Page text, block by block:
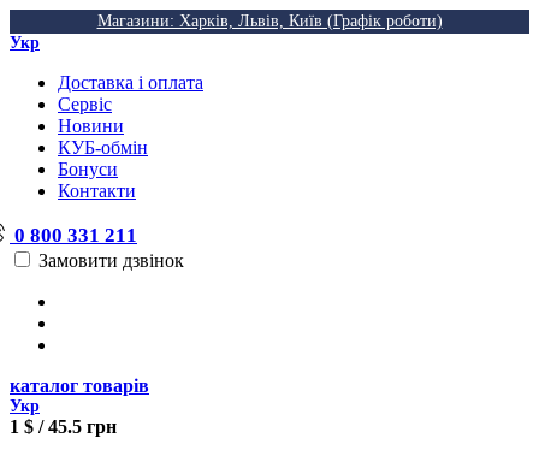
Магазини: Харків, Львів, Київ (Графік роботи)
Укр
Доставка і оплата
Сервіс
Новини
КУБ-обмін
Бонуси
Контакти
0 800 331 211
Замовити дзвінок
каталог товарів
Укр
1 $ / 45.5 грн